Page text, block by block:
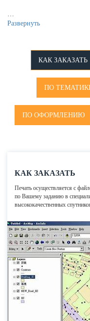
…
Развернуть
КАК ЗАКАЗАТЬ
ПО
ПО ОФОРМЛЕНИЮ
КАК ЗАКАЗАТЬ
Печать осуществляется с
по Вашему заданию в
высококачественных